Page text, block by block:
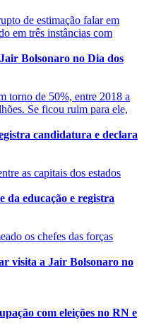
de estimação falar em
em três instâncias com
Bolsonaro no Dia dos
torno de 50%, entre 2018 a
Se ficou ruim para ele,
candidatura e declara
as capitais dos estados
da educação e registra
os chefes das forças
visita a Jair Bolsonaro no
com eleições no RN e